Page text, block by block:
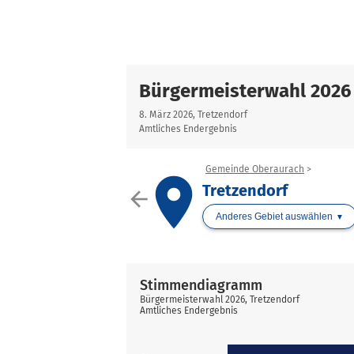
Bürgermeisterwahl 2026
8. März 2026, Tretzendorf
Amtliches Endergebnis
arrow_backplace
Gemeinde Oberaurach
Tretzendorf
Anderes Gebiet auswählen
Stimmendiagramm
Bürgermeisterwahl 2026, Tretzendorf
Amtliches Endergebnis